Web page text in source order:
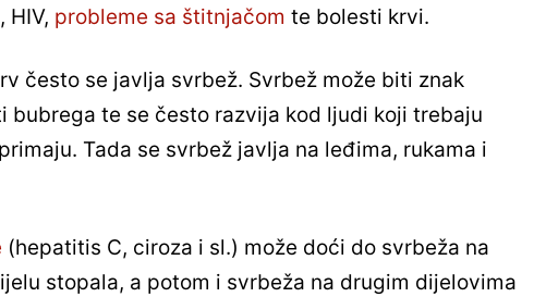
HIV, probleme sa štitnjačom te bolesti krvi.
često se javlja svrbež. Svrbež može biti znak
bubrega te se često razvija kod ljudi koji trebaju
Tada se svrbež javlja na leđima, rukama i
(hepatitis C, ciroza i sl.) može doći do svrbeža na
stopala, a potom i svrbeža na drugim dijelovima